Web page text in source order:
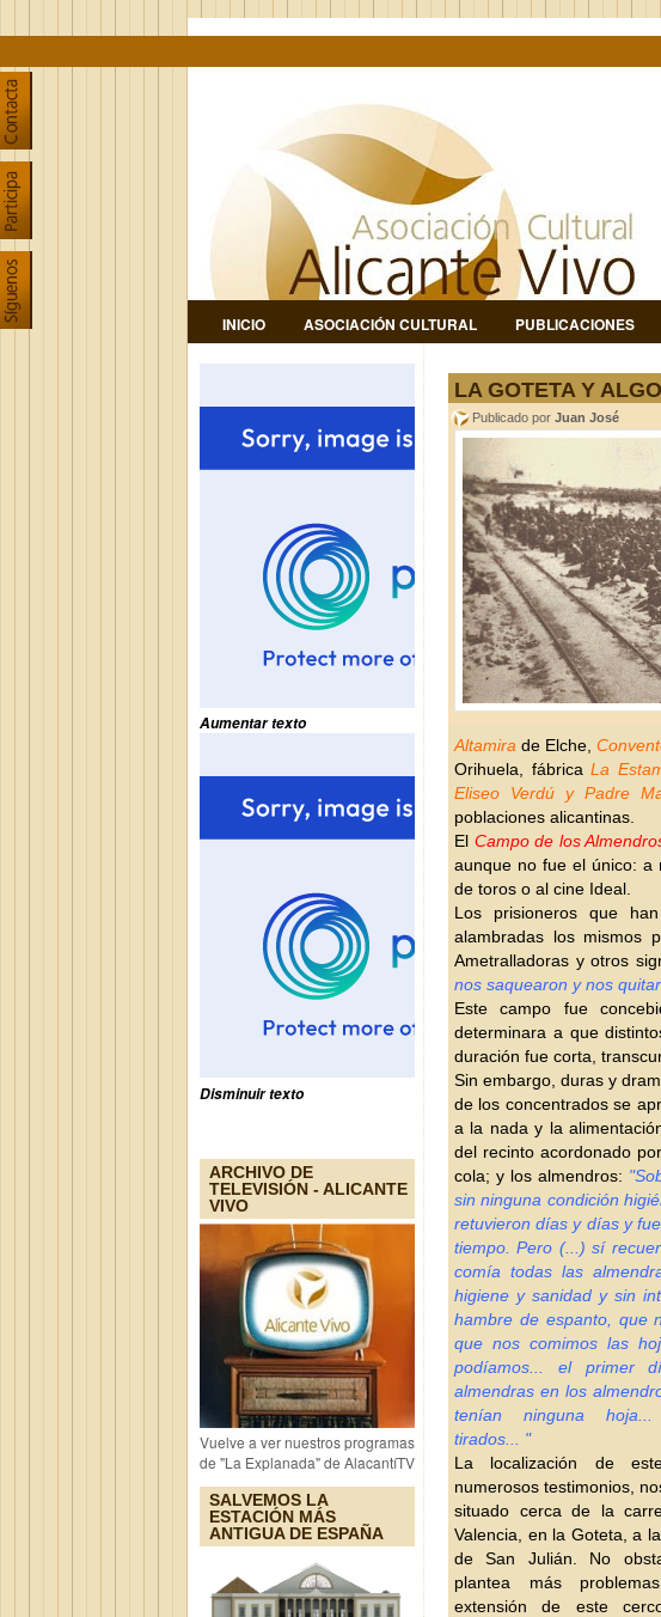
INICIO ASOCIACIÓN CULTURAL PUBLICACIONES
Aumentar texto
Disminuir texto
ARCHIVO DE
TELEVISIÓN - ALICANTE
VIVO
Vuelve a ver nuestros programas
de "La Explanada" de AlacantíTV
SALVEMOS LA
ESTACIÓN MÁS
ANTIGUA DE ESPAÑA
LA GOTETA Y
Publicado por Juan José
Altamira de Elche,
Orihuela, fábricaLa
Eliseo Verdú y Padre
poblaciones alicantinas.
El Campo de los
aunque no fue el único: a
de toros o al cine Ideal.
Los prisioneros que
alambradas los mismos
Ametralladoras y otros
nos saquearon y nos
Este campo fue
determinara a que
duración fue corta,
Sin embargo, duras y
de los concentrados se
a la nada y la
del recinto acordonado
cola; y los almendros:
sin ninguna condición
retuvieron días y días y
tiempo. Pero (...) sí
comía todas las
higiene y sanidad y sin
hambre de espanto, que
que nos comimos las
podíamos... el primer
almendras en los
tenían ninguna
tirados... "
La localización de
numerosos testimonios,
situado cerca de la
Valencia, en la Goteta, a
de San Julián. No
plantea más
extensión de este